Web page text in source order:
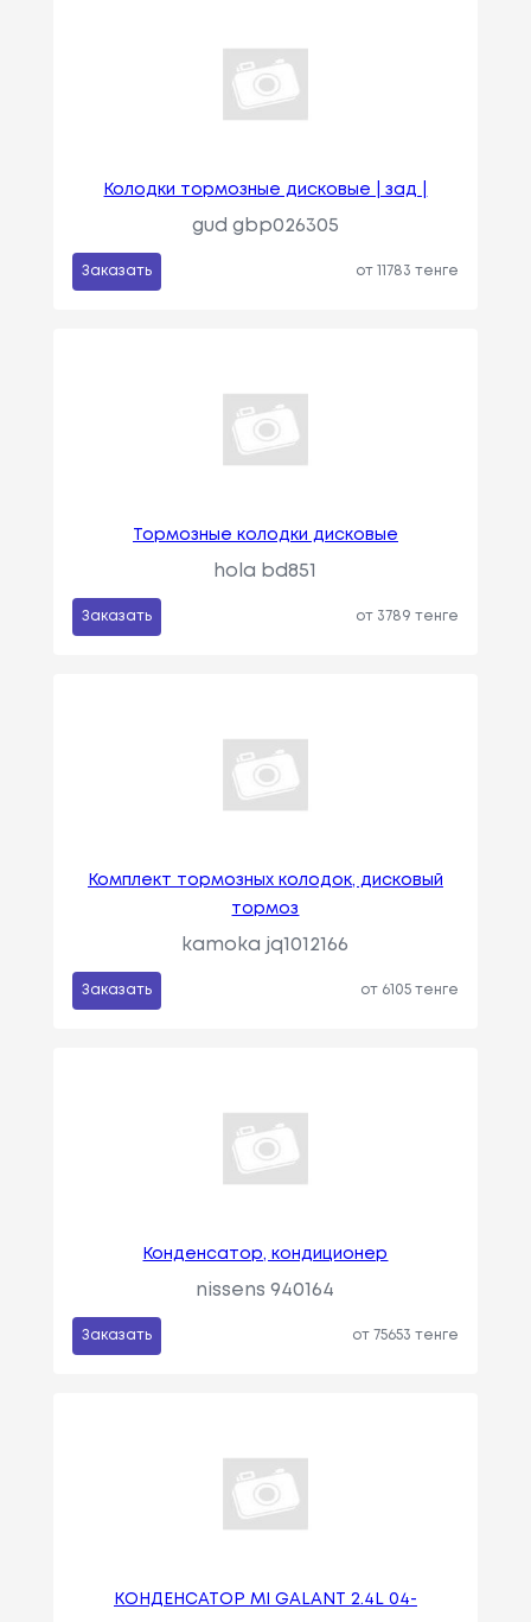
Колодки тормозные дисковые | зад |
gud gbp026305
Заказать от 11783 тенге
Тормозные колодки дисковые
hola bd851
Заказать от 3789 тенге
Комплект тормозных колодок, дисковый
тормоз
kamoka jq1012166
Заказать от 6105 тенге
Конденсатор, кондиционер
nissens 940164
Заказать от 75653 тенге
КОНДЕНСАТОР MI GALANT 2.4L 04-